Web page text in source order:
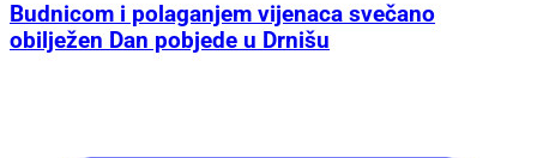
Budnicom i polaganjem vijenaca svečano
obilježen Dan pobjede u Drnišu